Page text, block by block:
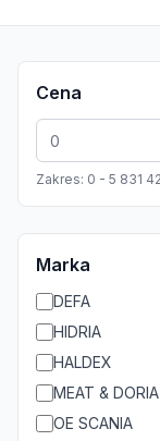
Cena
Zakres: 0 - 5 831
Marka
DEFA
HIDRIA
HALDEX
MEAT & DORIA
OE SCANIA